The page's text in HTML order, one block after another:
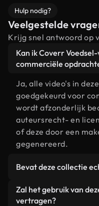
Hulp nodig?
Veelgestelde
Krijg snel antwoord op
Kan ik Coverr
commerciële
Ja, alle video's in
goedgekeurd voor
wordt afzonderlijk
auteursrecht- en
of deze door een
gegenereerd.
Bevat deze collectie
Beide. Dit is een
uit echte, door
Zal het gebruik van
vertragen?